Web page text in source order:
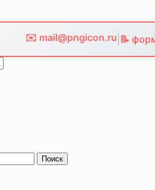
✉️ mail@pngicon.ru 📝